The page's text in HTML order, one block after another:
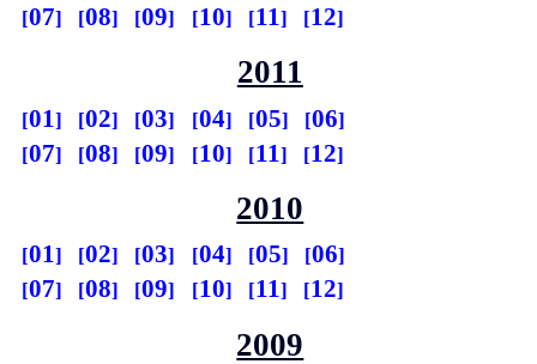
07
08 09 10 11 12
2011
01 02 03 04 05
06
07
08 09 10 11 12
2010
01 02 03 04 05
06
07
08 09 10 11 12
2009